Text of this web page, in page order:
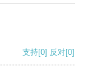
支持[0] 反对[0]